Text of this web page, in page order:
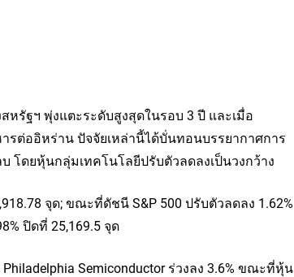
หรัฐฯ พุ่งแตะระดับสูงสุดในรอบ 3 ปี และเมื่อ
ต่ออิหร่าน ปัจจัยเหล่านี้ได้บั่นทอนบรรยากาศการ
ดยหุ้นกลุ่มเทคโนโลยีปรับตัวลดลงเป็นวงกว้าง
จุด; ขณะที่ดัชนี S&P 500 ปรับตัวลดลง 1.62%
ปิดที่ 25,169.5 จุด
Semiconductor ร่วงลง 3.6% ขณะที่หุ้น